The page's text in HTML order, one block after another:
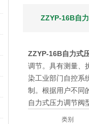
ZZYP-16B自
ZZYP-16B自力式
调节。具有测量、
染工业部门自控系
制。根据用户不同
自力式压力调节阀
类别